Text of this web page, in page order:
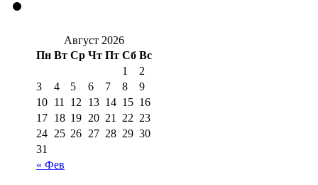
Август 2026
Пн Вт Ср Чт Пт Сб Вс
« Фев
1
2
3
4 5 6 7 8
9
10 11 12 13 14 15 16
17 18 19 20 21 22 23
24 25 26 27 28 29 30
31